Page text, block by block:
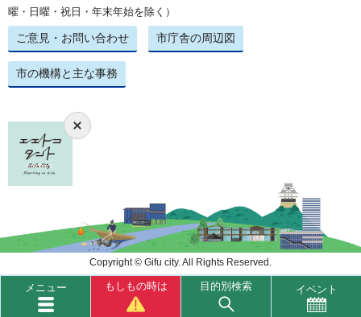
メニュー もしもの時は 目的別検索 イベント
曜・日曜・祝日・年末年始を除く）
ご意見・お問い合わせ 市庁舎の周辺図
市の機構と主な事務
Copyright © Gifu city. All Rights Reserved.